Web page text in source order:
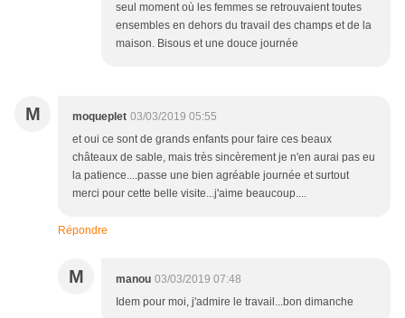
seul moment où les femmes se retrouvaient toutes
ensembles en dehors du travail des champs et de la
maison. Bisous et une douce journée
M moqueplet 03/03/2019 05:55
et oui ce sont de grands enfants pour faire ces beaux
châteaux de sable, mais très sincèrement je n'en aurai pas eu
la patience....passe une bien agréable journée et surtout
merci pour cette belle visite...j'aime beaucoup....
Répondre
M manou 03/03/2019 07:48
Idem pour moi, j'admire le travail...bon dimanche